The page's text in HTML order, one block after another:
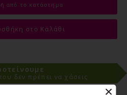
από το κατάστημα
στο Καλάθι
δεν πρέπει να χάσεις